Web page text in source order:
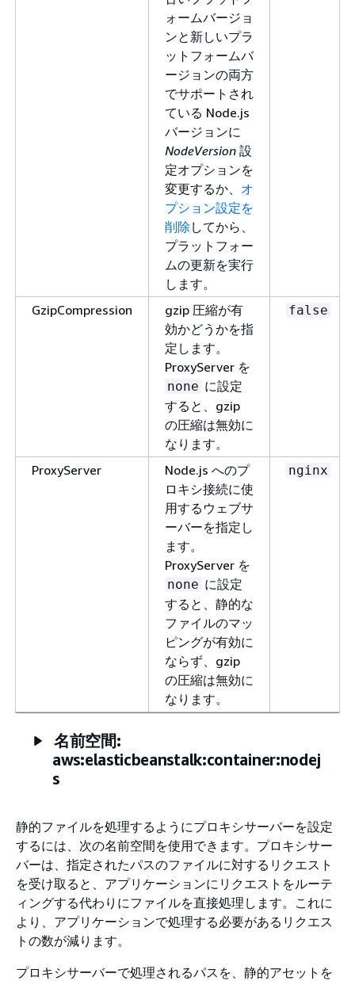
ォームバージョ
ンと新しいプラ
ットフォームバ
ージョンの両方
でサポートされ
ている Node.js
バージョンに
NodeVersion 設
定オプションを
変更するか、 オ
プション設定を
削除 してから、
プラットフォー
ムの更新を実行
します。
GzipCompression
gzip 圧縮が有
効かどうかを指
定します。
ProxyServer を
none に設定
すると、gzip
の圧縮は無効に
なります。
false
ProxyServer
Node.js へのプ
ロキシ接続に使
用するウェブサ
ーバーを指定し
ます。
ProxyServer を
none に設定
すると、静的な
ファイルのマッ
ピングが有効に
ならず、gzip
の圧縮は無効に
なります。
nginx
名前空間:
aws:elasticbeanstalk:container:nodej
s
静的ファイルを処理するようにプロキシサーバーを設定
するには、次の名前空間を使用できます。プロキシサー
バーは、指定されたパスのファイルに対するリクエスト
を受け取ると、アプリケーションにリクエストをルーテ
ィングする代わりにファイルを直接処理します。これに
より、アプリケーションで処理する必要があるリクエス
トの数が減ります。
プロキシサーバーで処理されるパスを、静的アセットを